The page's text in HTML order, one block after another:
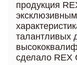
продукция
талантливых
сделало REX